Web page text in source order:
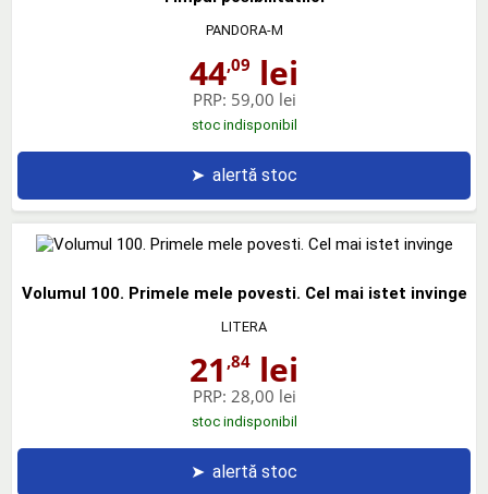
PANDORA-M
44,09 lei
PRP: 59,00 lei
stoc indisponibil
➤ alertă stoc
Volumul 100. Primele mele povesti. Cel mai istet invinge
LITERA
21 ,84 lei
PRP: 28,00 lei
stoc indisponibil
➤ alertă stoc